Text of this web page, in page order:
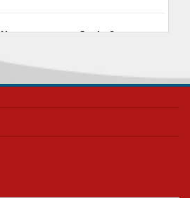
Nova apresentação do Centro
realizará nova edição da Feira